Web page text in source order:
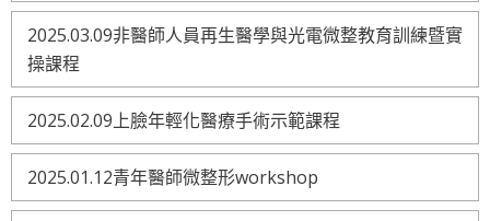
2025.03.09非醫師人員再生醫學與光電微整教育訓練暨實
操課程
2025.02.09上臉年輕化醫療手術示範課程
2025.01.12青年醫師微整形workshop